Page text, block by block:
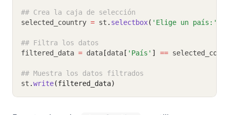
## Crea la caja de selección
selected_country = st . selectbox( 'Elige un país:'
## Filtra los datos
filtered_data = data [data [ 'País' ] ==
## Muestra los datos filtrados
st .write(filtered_data)